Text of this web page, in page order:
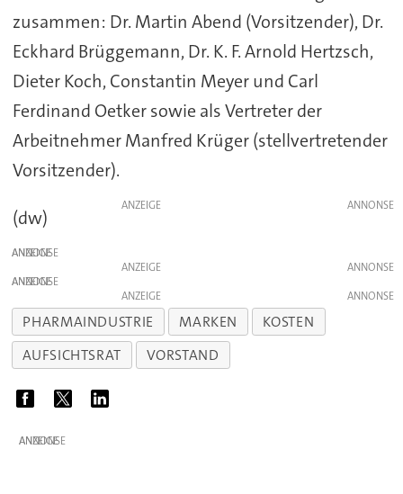
zusammen: Dr. Martin Abend (Vorsitzender), Dr.
Eckhard Brüggemann, Dr. K. F. Arnold Hertzsch,
Dieter Koch, Constantin Meyer und Carl
Ferdinand Oetker sowie als Vertreter der
Arbeitnehmer Manfred Krüger (stellvertretender
Vorsitzender).
ANZEIGE
(dw)
ANZEIGE
ANZEIGE
ANZEIGE
ANZEIGE
PHARMAINDUSTRIE MARKEN
KOSTEN
AUFSICHTSRAT
VORSTAND
ANZEIGE